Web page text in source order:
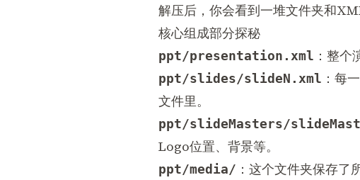
解压后，你会看到一堆文件夹和
核心组成部分探秘
ppt/presentation.xml ：整个
ppt/slides/slideN.xml ：每
文件里。
ppt/slideMasters/
Logo位置、背景等。
ppt/media/ ：这个文件夹保存了